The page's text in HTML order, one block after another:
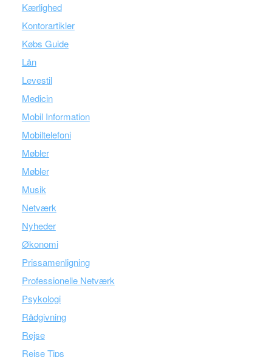
Kærlighed
Kontorartikler
Købs Guide
Lån
Levestil
Medicin
Mobil Information
Mobiltelefoni
Møbler
Møbler
Musik
Netværk
Nyheder
Økonomi
Prissamenligning
Professionelle Netværk
Psykologi
Rådgivning
Rejse
Rejse Tips